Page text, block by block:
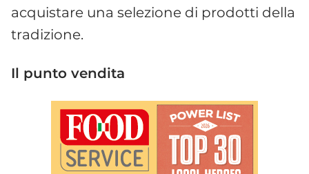
acquistare una selezione di prodotti della
tradizione.
Il punto vendita